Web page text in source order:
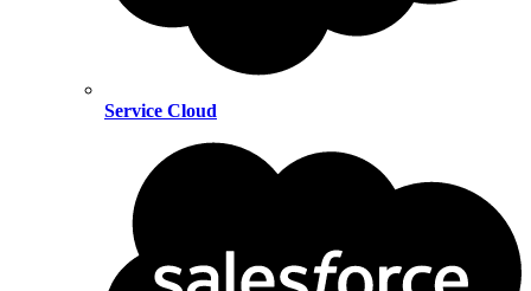
Service Cloud